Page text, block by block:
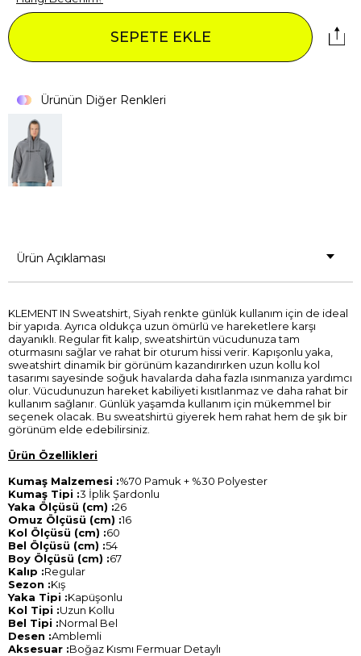
SEPETE EKLE
Ürünün Diğer Renkleri
Ürün Açıklaması
KLEMENT IN Sweatshirt, Siyah renkte günlük kullanım için de ideal
bir yapıda. Ayrıca oldukça uzun ömürlü ve hareketlere karşı
dayanıklı. Regular fit kalıp, sweatshirtün vücudunuza tam
oturmasını sağlar ve rahat bir oturum hissi verir. Kapışonlu yaka,
sweatshirt dinamik bir görünüm kazandırırken uzun kollu kol
tasarımı sayesinde soğuk havalarda daha fazla ısınmanıza yardımcı
olur. Vücudunuzun hareket kabiliyeti kısıtlanmaz ve daha rahat bir
kullanım sağlanır. Günlük yaşamda kullanım için mükemmel bir
seçenek olacak. Bu sweatshirtü giyerek hem rahat hem de şık bir
görünüm elde edebilirsiniz.
Ürün Özellikleri
Kumaş Malzemesi :%70 Pamuk + %30 Polyester
Kumaş Tipi :3 İplik Şardonlu
Yaka Ölçüsü (cm) :26
Omuz Ölçüsü (cm) :16
Kol Ölçüsü (cm) :60
Bel Ölçüsü (cm) :54
Boy Ölçüsü (cm) :67
Kalıp :Regular
Sezon :Kış
Yaka Tipi :Kapüşonlu
Kol Tipi :Uzun Kollu
Bel Tipi :Normal Bel
Desen :Amblemli
Aksesuar :Boğaz Kısmı Fermuar Detaylı